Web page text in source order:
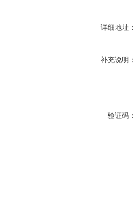
详细地址：
补充说明：
验证码：